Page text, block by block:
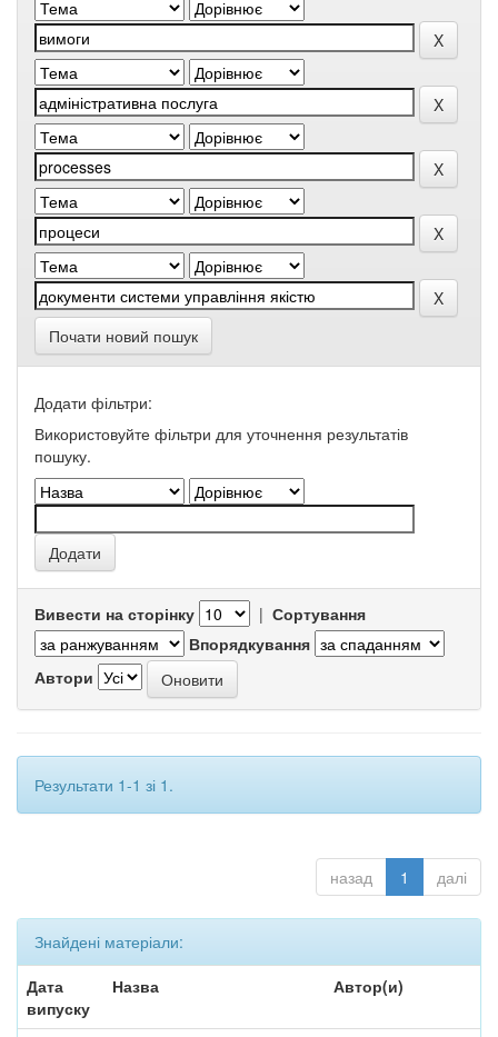
Почати новий пошук
Додати фільтри:
Використовуйте фільтри для уточнення результатів
пошуку.
Вивести на сторінку | Сортування
Впорядкування
Автори
Результати 1-1 зі 1.
назад 1 далі
Знайдені матеріали:
Дата
випуску
Назва Автор(и)